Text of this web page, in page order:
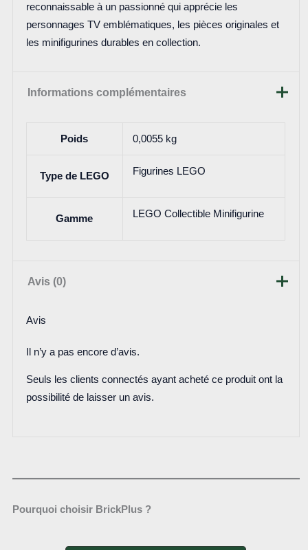
reconnaissable à un passionné qui apprécie les
personnages TV emblématiques, les pièces originales et
les minifigurines durables en collection.
Informations complémentaires
Poids 0,0055 kg
Type de LEGO Figurines LEGO
Gamme LEGO Collectible Minifigurine
Avis (0)
Avis
Il n’y a pas encore d’avis.
Seuls les clients connectés ayant acheté ce produit ont la
possibilité de laisser un avis.
Pourquoi choisir BrickPlus ?